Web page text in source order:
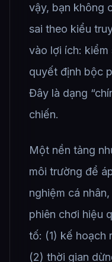
vậy, bạn không
sai theo kiểu
vào lợi ích: kiểm
quyết định bộc
Đây là dạng
chiến.
Một nền tảng
môi trường để
nghiệm cá
phiên chơi hiệu
tố: (1) kế hoạch
(2) thời gian